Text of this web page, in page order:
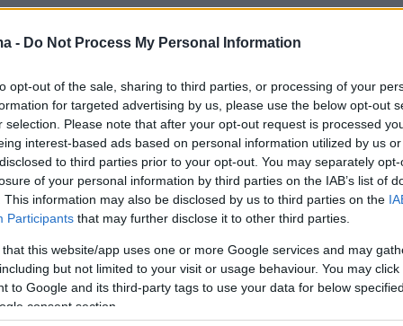
- Do Not Process My Personal Information
opt-out of the sale, sharing to third parties, or processing of your
for targeted advertising by us, please use the below opt-out
selection. Please note that after your opt-out request is processed
interest-based ads based on personal information utilized by us
to third parties prior to your opt-out. You may separately
of your personal information by third parties on the IAB’s list of
This information may also be disclosed by us to third parties on the
Participants that may further disclose it to other third parties.
that this website/app uses one or more Google services and may
but not limited to your visit or usage behaviour. You may
to Google and its third-party tags to use your data for below
consent section.
οποιαδήποτε ονομαστική αναφορά στη
2019 ως «μια μεγάλη ευκαιρία για την
όπως υποστήριξε, κατέληξε σε «μια
ενώ προειδοποίησε ότι «η χώρα
αναπτυξιακό σοκ. Ένα σοκ εφάμιλλο
περιόδου Τρικούπη και Βενιζέλου».
θα χάσει οριστικά το τρένο της σύγκλισης
στιγμή, «την περίοδο 15-19, παρά τις
σαφής και μετρήσιμη βελτίωση στους
δείκτες» σημείωσε.